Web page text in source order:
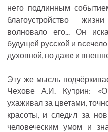
него подлинным
благоустройство
волновало его... Он
будущей русской и
духовной, но даже и
Эту же мысль
Чехове А.И. Куприн:
ухаживал за цветами,
красоты, и следил за
человеческим умом и